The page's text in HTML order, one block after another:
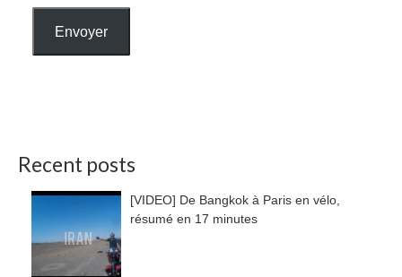
Envoyer
Recent posts
[VIDEO] De Bangkok à Paris en vélo,
résumé en 17 minutes